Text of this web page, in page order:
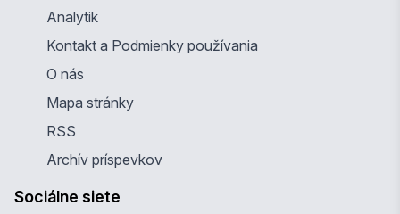
Analytik
Kontakt a Podmienky používania
O nás
Mapa stránky
RSS
Archív príspevkov
Sociálne siete